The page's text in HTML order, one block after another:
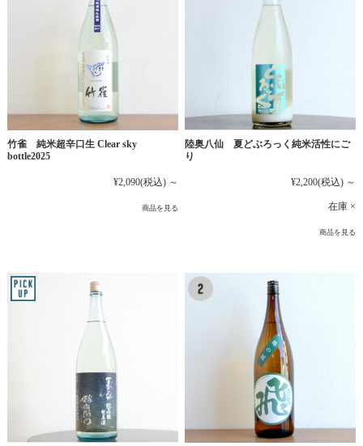
竹雀 純米超辛口生 Clear sky
bottle2025
¥2,090(税込) ～
商品を見る
陸奥八仙 夏どぶろっく純米活性にご
り
¥2,200(税込) ～
在庫 ×
商品を見る